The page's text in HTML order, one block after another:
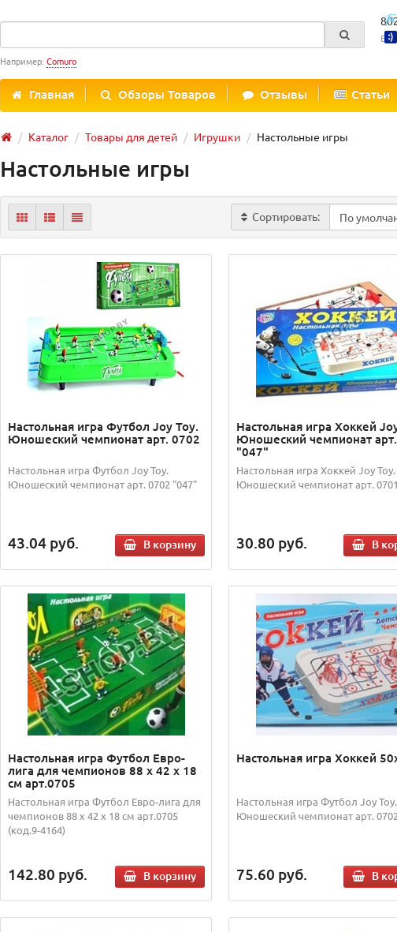
Например: Comuro
Главная Обзоры Товаров Отзывы Статьи
Каталог Товары для детей Игрушки Настольные игры
Настольные игры
Сортировать:
Настольная игра Футбол Joy Toy.
Юношеский чемпионат арт. 0702
Настольная игра Футбол Joy Toy.
Юношеский чемпионат арт. 0702 "047"
43.04 руб. В корзину
Настольная игра Хоккей
Юношеский чемпионат
"047"
Настольная игра Хоккей Joy Toy.
Юношеский чемпионат арт.
30.80 руб. В
Настольная игра Футбол Евро-
лига для чемпионов 88 х 42 х 18
см арт.0705
Настольная игра Футбол Евро-лига для
чемпионов 88 х 42 х 18 см арт.0705
(код.9-4164)
142.80 руб. В корзину
Настольная игра Хоккей
Настольная игра Футбол Joy Toy.
Юношеский чемпионат арт.
75.60 руб. В